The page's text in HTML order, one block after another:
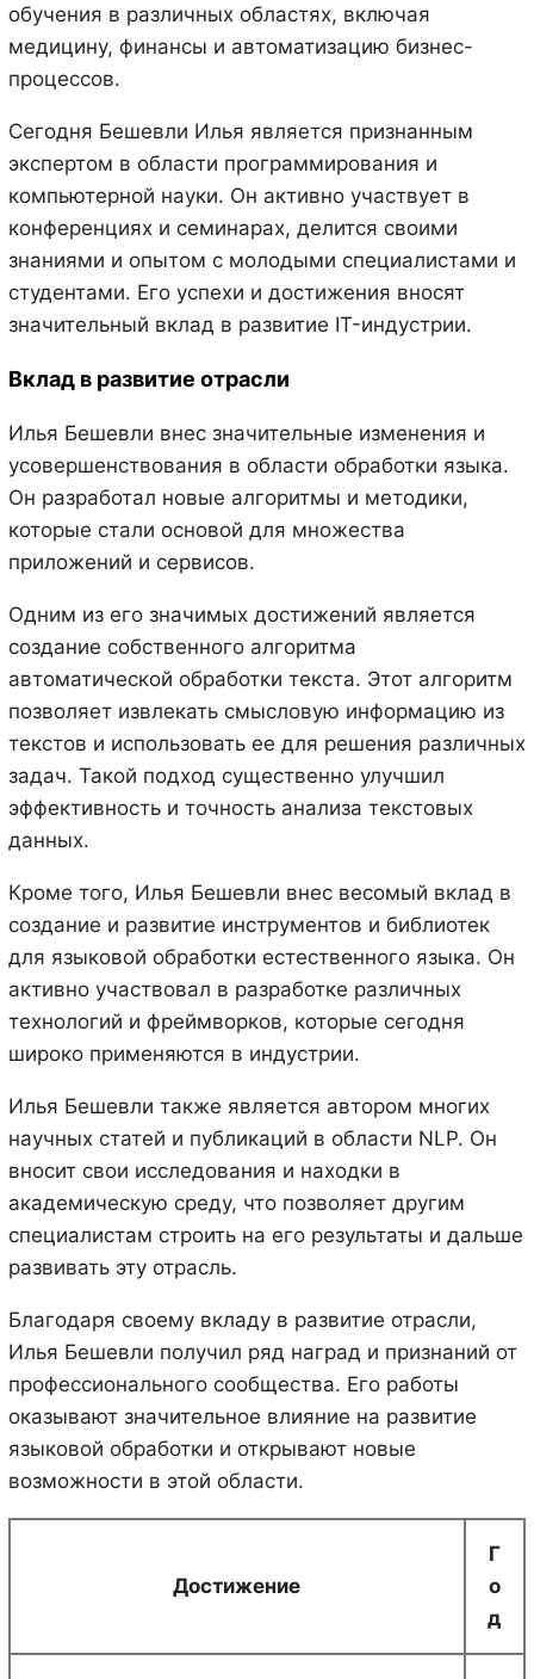
обучения в различных областях, включая
медицину, финансы и автоматизацию бизнес-
процессов.
Сегодня Бешевли Илья является признанным
экспертом в области программирования и
компьютерной науки. Он активно участвует в
конференциях и семинарах, делится своими
знаниями и опытом с молодыми специалистами и
студентами. Его успехи и достижения вносят
значительный вклад в развитие IT-индустрии.
Вклад в развитие отрасли
Илья Бешевли внес значительные изменения и
усовершенствования в области обработки языка.
Он разработал новые алгоритмы и методики,
которые стали основой для множества
приложений и сервисов.
Одним из его значимых достижений является
создание собственного алгоритма
автоматической обработки текста. Этот алгоритм
позволяет извлекать смысловую информацию из
текстов и использовать ее для решения различных
задач. Такой подход существенно улучшил
эффективность и точность анализа текстовых
данных.
Кроме того, Илья Бешевли внес весомый вклад в
создание и развитие инструментов и библиотек
для языковой обработки естественного языка. Он
активно участвовал в разработке различных
технологий и фреймворков, которые сегодня
широко применяются в индустрии.
Илья Бешевли также является автором многих
научных статей и публикаций в области NLP. Он
вносит свои исследования и находки в
академическую среду, что позволяет другим
специалистам строить на его результаты и дальше
развивать эту отрасль.
Благодаря своему вкладу в развитие отрасли,
Илья Бешевли получил ряд наград и признаний от
профессионального сообщества. Его работы
оказывают значительное влияние на развитие
языковой обработки и открывают новые
возможности в этой области.
Достижение
Г
о
д